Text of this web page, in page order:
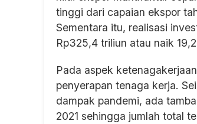
tinggi dari capaian ekspor
Sementara itu, realisasi
Rp325,4 triliun atau naik
Pada aspek
penyerapan tenaga kerja.
dampak pandemi, ada
2021 sehingga jumlah total